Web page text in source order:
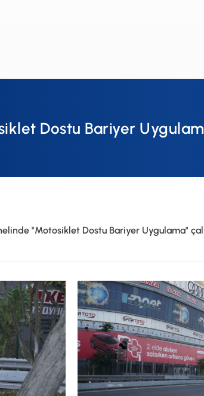
Dostu Bariyer
"Motosiklet Dostu Bariyer Uygulama"